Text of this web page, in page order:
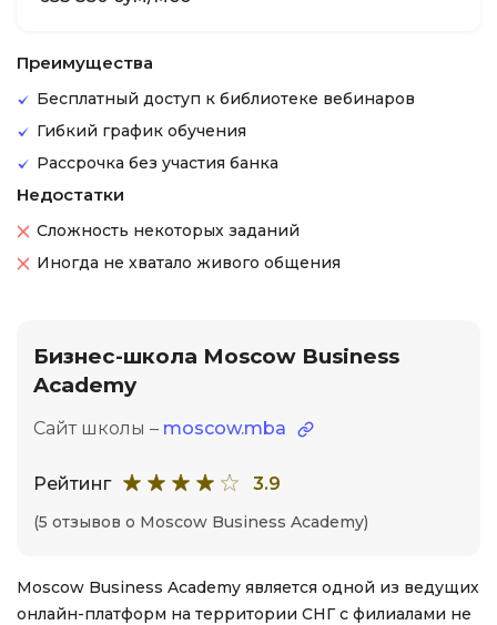
Преимущества
Бесплатный доступ к библиотеке вебинаров
Гибкий график обучения
Рассрочка без участия банка
Недостатки
Сложность некоторых заданий
Иногда не хватало живого общения
Бизнес-школа Moscow Business
Academy
Сайт школы – moscow.mba
Рейтинг 3.9
(5 отзывов о Moscow Business Academy)
Moscow Business Academy является одной из ведущих
онлайн-платформ на территории СНГ с филиалами не